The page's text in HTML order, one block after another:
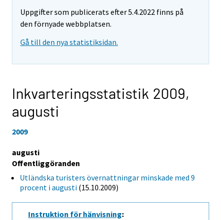
Uppgifter som publicerats efter 5.4.2022 finns på
den förnyade webbplatsen.
Gå till den nya statistiksidan.
Inkvarteringsstatistik 2009,
augusti
2009
augusti
Offentliggöranden
Utländska turisters övernattningar minskade med 9
procent i augusti (15.10.2009)
Instruktion för hänvisning: